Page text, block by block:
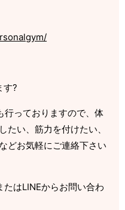
す?
行っておりますので、体
たい、筋力を付けたい、
どお気軽にご連絡下さい
たはLINEからお問い合わ